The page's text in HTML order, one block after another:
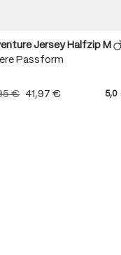
Jersey Halfzip M
Passform
€ 41,97 € 5,0